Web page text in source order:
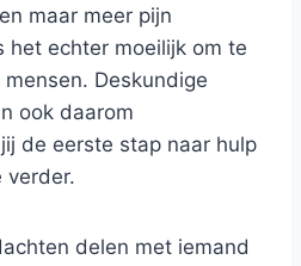
maar meer pijn
het echter moeilijk om te
Deskundige
ook daarom
de eerste stap naar hulp
verder.
delen met iemand